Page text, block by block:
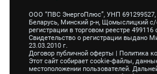
ООО “ПВС ЭнергоПлюс”, УНП
Беларусь, Минский р-н, Щомыслицкий
регистрации в торговом реестре 499116
Свидетельство о регистрации выдано
23.03.2010 г.
Договор публичной оферты | Политика
Этот сайт собирает cookie-файлы,
местоположении пользователей.